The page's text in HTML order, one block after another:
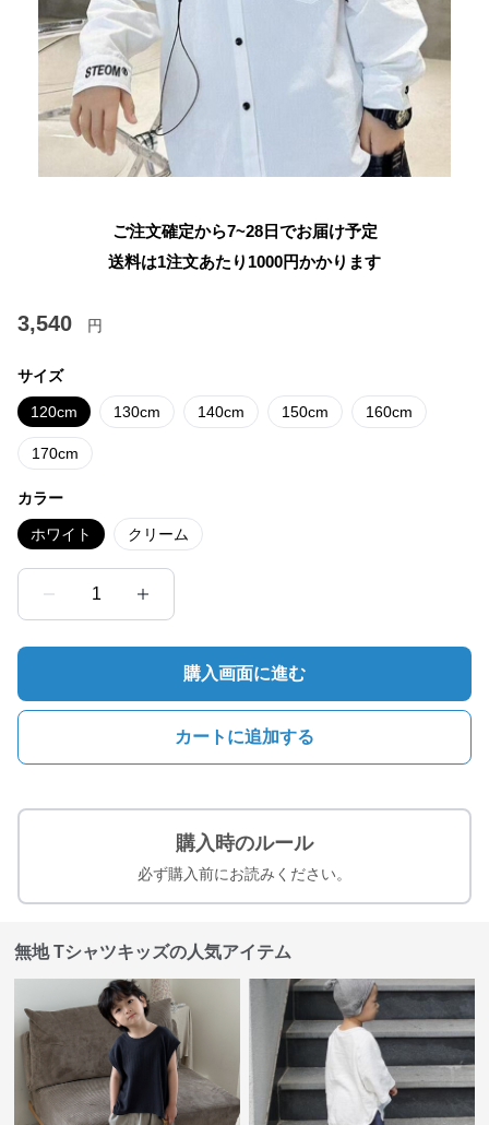
ご注文確定から7~28日でお届け予定
送料は1注文あたり 1000円かかります
3,540 円
サイズ
120cm 130cm 140cm 150cm 160cm
170cm
カラー
ホワイト クリーム
1
購入画面に進む
カートに追加する
購入時のルール
必ず購入前にお読みください。
無地 Tシャツキッズの人気アイテム